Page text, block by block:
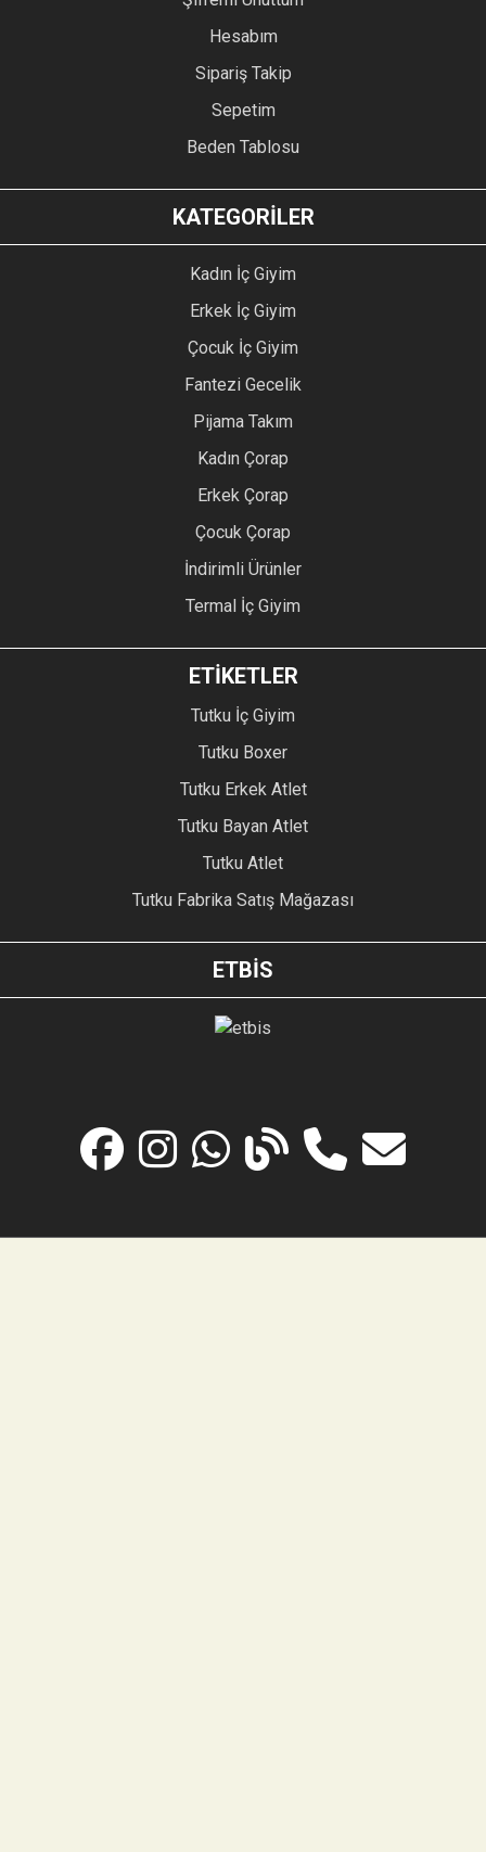
Hesabım
Sipariş Takip
Sepetim
Beden Tablosu
KATEGORİLER
Kadın İç Giyim
Erkek İç Giyim
Çocuk İç Giyim
Fantezi Gecelik
Pijama Takım
Kadın Çorap
Erkek Çorap
Çocuk Çorap
İndirimli Ürünler
Termal İç Giyim
ETİKETLER
Tutku İç Giyim
Tutku Boxer
Tutku Erkek Atlet
Tutku Bayan Atlet
Tutku Atlet
Tutku Fabrika Satış Mağazası
ETBİS